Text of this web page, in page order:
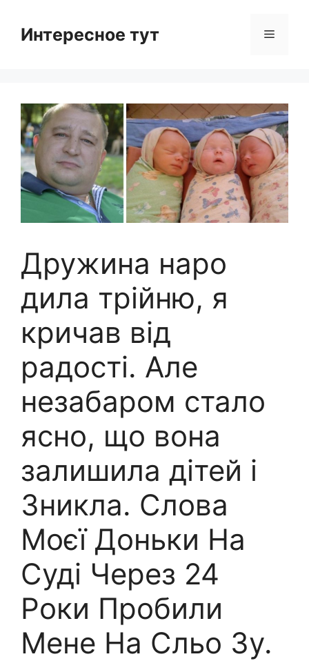
contentИнтересное тут Menu
Дружина наро
дила трійню, я
кричав від
радості. Але
незабаром стало
ясно, що вона
залишила дітей і
Зникла. Слова
Моєї Доньки На
Суді Через 24
Роки Пробили
Мене На Сльо Зу.